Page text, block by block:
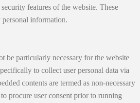
features of the website. These
information.
be particularly necessary for the website
to collect user personal data via
contents are termed as non-necessary
procure user consent prior to running